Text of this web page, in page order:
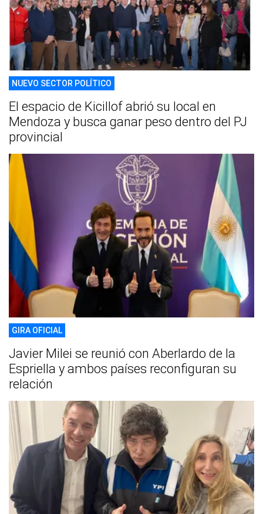
NUEVO SECTOR POLÍTICO
El espacio de Kicillof abrió su local en
Mendoza y busca ganar peso dentro del PJ
provincial
GIRA OFICIAL
Javier Milei se reunió con Aberlardo de la
Espriella y ambos países reconfiguran su
relación